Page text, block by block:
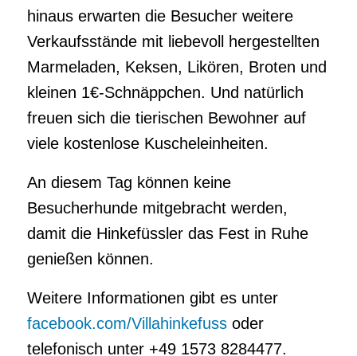
hinaus erwarten die Besucher weitere
Verkaufsstände mit liebevoll hergestellten
Marmeladen, Keksen, Likören, Broten und
kleinen 1€-Schnäppchen. Und natürlich
freuen sich die tierischen Bewohner auf
viele kostenlose Kuscheleinheiten.
An diesem Tag können keine
Besucherhunde mitgebracht werden,
damit die Hinkefüssler das Fest in Ruhe
genießen können.
Weitere Informationen gibt es unter
facebook.com/Villahinkefussoder
telefonisch unter +49 1573 8284477.